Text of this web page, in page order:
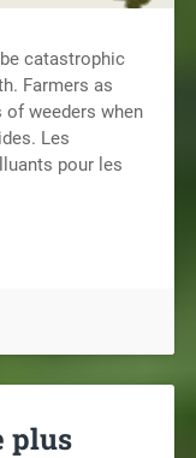
catastrophic
Farmers as
of weeders when
Les
pour les
plus